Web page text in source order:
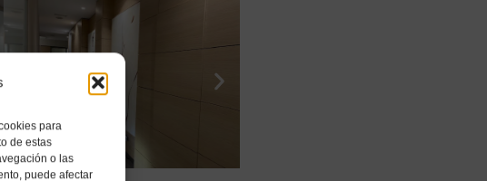
para
de estas
o las
puede afectar